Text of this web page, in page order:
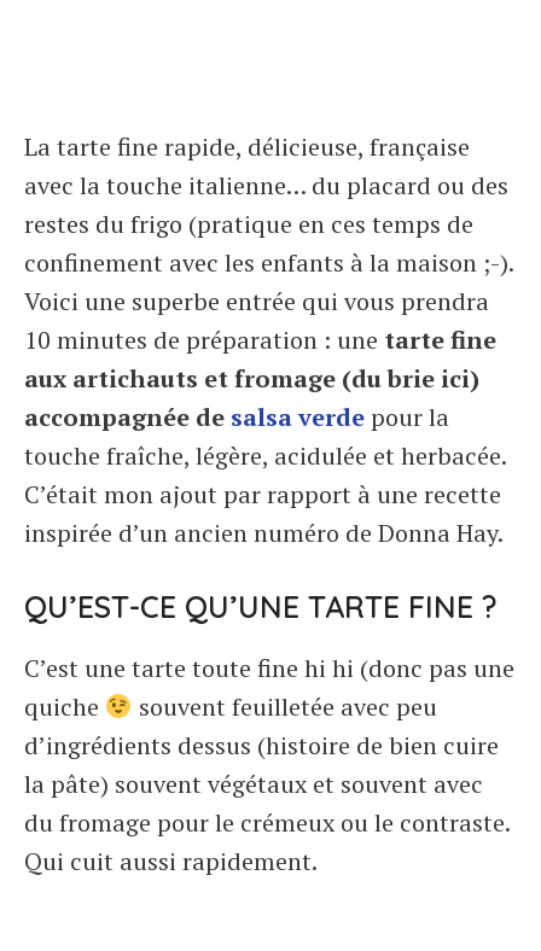
La tarte fine rapide, délicieuse, française
avec la touche italienne… du placard ou des
restes du frigo (pratique en ces temps de
confinement avec les enfants à la maison ;-).
Voici une superbe entrée qui vous prendra
10 minutes de préparation : une tarte fine
aux artichauts et fromage (du brie ici)
accompagnée de salsa verdepour la
touche fraîche, légère, acidulée et herbacée.
C’était mon ajout par rapport à une recette
inspirée d’un ancien numéro de Donna Hay.
QU’EST-CE QU’UNE TARTE FINE ?
C’est une tarte toute fine hi hi (donc pas une
quiche
souvent feuilletée avec peu
d’ingrédients dessus (histoire de bien cuire
la pâte) souvent végétaux et souvent avec
du fromage pour le crémeux ou le contraste.
Qui cuit aussi rapidement.